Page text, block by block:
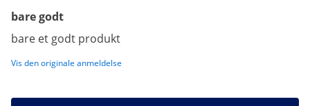
bare godt
bare et godt produkt
Vis den originale anmeldelse